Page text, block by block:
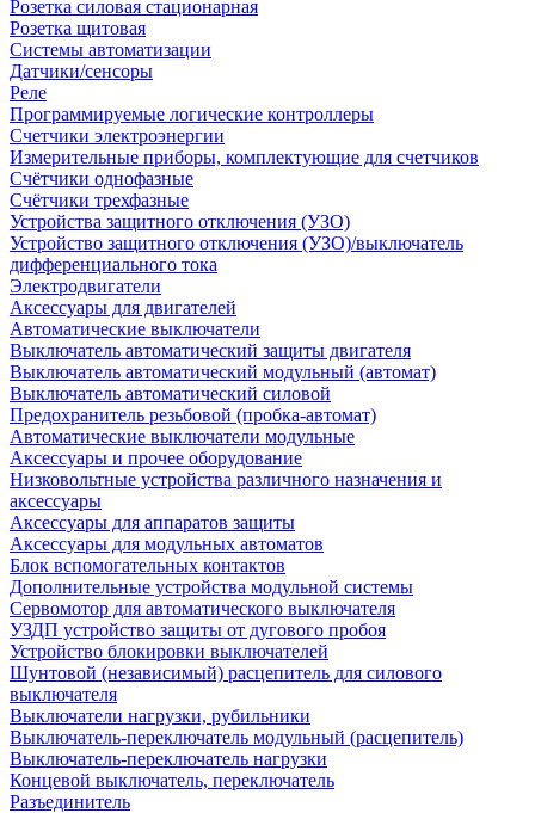
Розетка силовая стационарная
Розетка щитовая
Системы автоматизации
Датчики/сенсоры
Реле
Программируемые логические контроллеры
Счетчики электроэнергии
Измерительные приборы, комплектующие для счетчиков
Счётчики однофазные
Счётчики трехфазные
Устройства защитного отключения (УЗО)
Устройство защитного отключения (УЗО)/выключатель
дифференциального тока
Электродвигатели
Аксессуары для двигателей
Автоматические выключатели
Выключатель автоматический защиты двигателя
Выключатель автоматический модульный (автомат)
Выключатель автоматический силовой
Предохранитель резьбовой (пробка-автомат)
Автоматические выключатели модульные
Аксессуары и прочее оборудование
Низковольтные устройства различного назначения и
аксессуары
Аксессуары для аппаратов защиты
Аксессуары для модульных автоматов
Блок вспомогательных контактов
Дополнительные устройства модульной системы
Сервомотор для автоматического выключателя
УЗДП устройство защиты от дугового пробоя
Устройство блокировки выключателей
Шунтовой (независимый) расцепитель для силового
выключателя
Выключатели нагрузки, рубильники
Выключатель-переключатель модульный (расцепитель)
Выключатель-переключатель нагрузки
Концевой выключатель, переключатель
Разъединитель